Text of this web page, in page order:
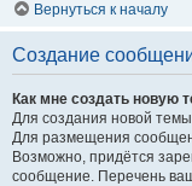
Вернуться к началу
Создание
Как мне создать новую
Для создания новой
Для размещения
Возможно, придётся
сообщение. Перечень